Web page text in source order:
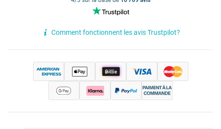
Comment fonctionnent les avis Trustpilot?